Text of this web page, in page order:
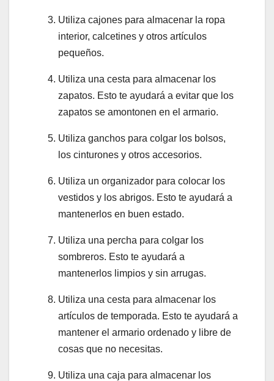
Utiliza cajones para almacenar la ropa
interior, calcetines y otros artículos
pequeños.
Utiliza una cesta para almacenar los
zapatos. Esto te ayudará a evitar que los
zapatos se amontonen en el armario.
Utiliza ganchos para colgar los bolsos,
los cinturones y otros accesorios.
Utiliza un organizador para colocar los
vestidos y los abrigos. Esto te ayudará a
mantenerlos en buen estado.
Utiliza una percha para colgar los
sombreros. Esto te ayudará a
mantenerlos limpios y sin arrugas.
Utiliza una cesta para almacenar los
artículos de temporada. Esto te ayudará a
mantener el armario ordenado y libre de
cosas que no necesitas.
Utiliza una caja para almacenar los